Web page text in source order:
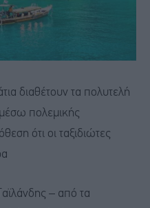
διαθέτουν τα πολυτελή
πολεμικής
ότι οι ταξιδιώτες
– από τα